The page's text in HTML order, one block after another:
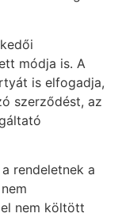
módja is. A
is elfogadja,
szerződést, az
rendeletnek a
nem költött